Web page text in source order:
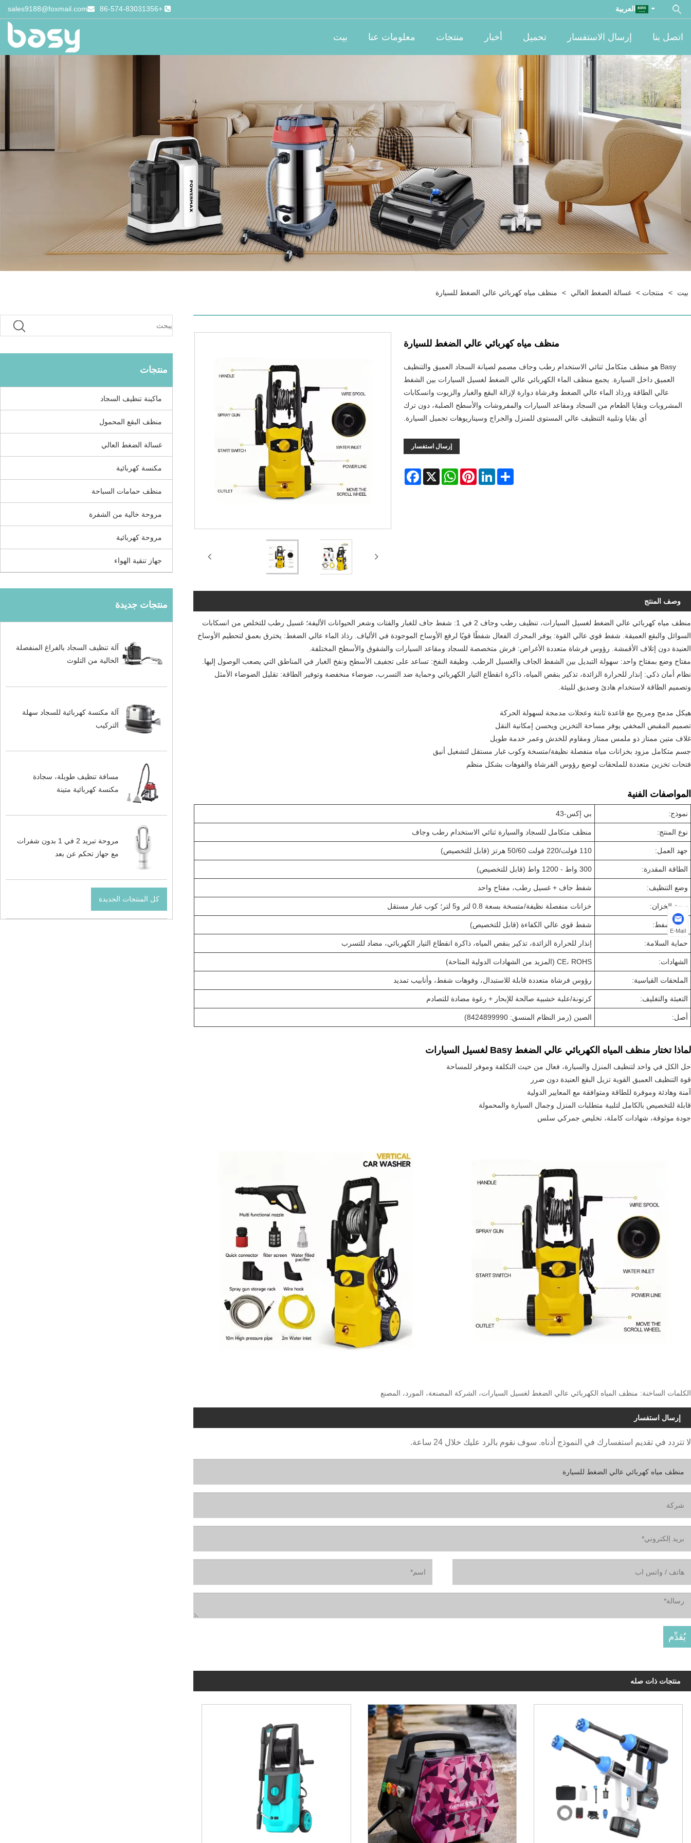
sales9188@foxmail.com +86-574-83031356 العربية
بيت معلومات عنا منتجات أخبار تحميل إرسال الاستفسار اتصل بنا
بيت > منتجات > غسالة الضغط العالي > منظف ​​مياه كهربائي عالي الضغط للسيارة
منتجات
ماكينة تنظيف السجاد
منظف ​​البقع المحمول
غسالة الضغط العالي
مكنسة كهربائية
منظف ​​حمامات السباحة
مروحة خالية من الشفرة
مروحة كهربائية
جهاز تنقية الهواء
منتجات جديدة
آلة تنظيف السجاد بالفراغ المنفصلة
الخالية من التلوث
آلة مكنسة كهربائية للسجاد سهلة
التركيب
مسافة تنظيف طويلة، سجادة
مكنسة كهربائية متينة
مروحة تبريد 2 في 1 بدون شفرات
مع جهاز تحكم عن بعد
كل المنتجات الجديدة
منظف ​​مياه كهربائي عالي الضغط للسيارة
Basy هو منظف متكامل ثنائي الاستخدام رطب وجاف مصمم لصيانة السجاد العميق والتنظيف
العميق داخل السيارة. يجمع منظف الماء الكهربائي عالي الضغط لغسيل السيارات بين الشفط
عالي الطاقة ورذاذ الماء عالي الضغط وفرشاة دوارة لإزالة البقع والغبار والزيوت وانسكابات
المشروبات وبقايا الطعام من السجاد ومقاعد السيارات والمفروشات والأسطح الصلبة، دون ترك
أي بقايا وتلبية التنظيف عالي المستوى للمنزل والجراج وسيناريوهات تجميل السيارة.
إرسال استفسار
Facebook X
WhatsAppPinterestLinkedInShare
وصف المنتج
منظف ​​مياه كهربائي عالي الضغط لغسيل السيارات، تنظيف رطب وجاف 2 في 1: شفط جاف للغبار والفتات وشعر الحيوانات الأليفة؛ غسيل رطب للتخلص من انسكابات
السوائل والبقع العميقة. شفط قوي عالي القوة: يوفر المحرك الفعال شفطًا قويًا لرفع الأوساخ الموجودة في الألياف. رذاذ الماء عالي الضغط: يخترق بعمق لتحطيم الأوساخ
العنيدة دون إتلاف الأقمشة. رؤوس فرشاة متعددة الأغراض: فرش متخصصة للسجاد ومقاعد السيارات والشقوق والأسطح المختلفة.
مفتاح وضع بمفتاح واحد: سهولة التبديل بين الشفط الجاف والغسيل الرطب. وظيفة النفخ: تساعد على تجفيف الأسطح ونفخ الغبار في المناطق التي يصعب الوصول إليها.
نظام أمان ذكي: إنذار للحرارة الزائدة، تذكير بنقص المياه، ذاكرة انقطاع التيار الكهربائي وحماية ضد التسرب، ضوضاء منخفضة وتوفير الطاقة: تقليل الضوضاء الأمثل
وتصميم الطاقة لاستخدام هادئ وصديق للبيئة.
هيكل مدمج ومريح مع قاعدة ثابتة وعجلات مدمجة لسهولة الحركة
تصميم المقبض المخفي يوفر مساحة التخزين ويحسن إمكانية النقل
غلاف متين ممتاز ذو ملمس ممتاز ومقاوم للخدش وعمر خدمة طويل
جسم متكامل مزود بخزانات مياه منفصلة نظيفة/متسخة وكوب غبار مستقل لتشغيل أنيق
فتحات تخزين متعددة للملحقات لوضع رؤوس الفرشاة والفوهات بشكل منظم
المواصفات الفنية
نموذج: بي إكس-43
نوع المنتج: منظف ​​متكامل للسجاد والسيارة ثنائي الاستخدام رطب وجاف
جهد العمل: 110 فولت/220 فولت 50/60 هرتز (قابل للتخصيص)
الطاقة المقدرة: 300 واط - 1200 واط (قابل للتخصيص)
وضع التنظيف: شفط جاف + غسيل رطب، مفتاح واحد
سعة الخزان: خزانات منفصلة نظيفة/متسخة بسعة 0.8 لتر و5 لتر؛ كوب غبار مستقل
قوة الشفط: شفط قوي عالي الكفاءة (قابل للتخصيص)
حماية السلامة: إنذار للحرارة الزائدة، تذكير بنقص المياه، ذاكرة انقطاع التيار الكهربائي، مضاد للتسرب
الشهادات: CE، ROHS (المزيد من الشهادات الدولية المتاحة)
الملحقات القياسية: رؤوس فرشاة متعددة قابلة للاستبدال، وفوهات شفط، وأنابيب تمديد
التعبئة والتغليف: كرتونة/علبة خشبية صالحة للإبحار + رغوة مضادة للتصادم
أصل: الصين (رمز النظام المنسق: 8424899990)
لماذا تختار منظف المياه الكهربائي عالي الضغط Basy لغسيل السيارات
حل الكل في واحد لتنظيف المنزل والسيارة، فعال من حيث التكلفة وموفر للمساحة
قوة التنظيف العميق القوية تزيل البقع العنيدة دون ضرر
آمنة وهادئة وموفرة للطاقة ومتوافقة مع المعايير الدولية
قابلة للتخصيص بالكامل لتلبية متطلبات المنزل وجمال السيارة والمحمولة
جودة موثوقة، شهادات كاملة، تخليص جمركي سلس
الكلمات الساخنة: منظف ​​المياه الكهربائي عالي الضغط لغسيل السيارات، الشركة المصنعة، المورد، المصنع
إرسال استفسار
لا تتردد في تقديم استفسارك في النموذج أدناه. سوف نقوم بالرد عليك خلال 24 ساعة.
منتجات ذات صله
E-Mail